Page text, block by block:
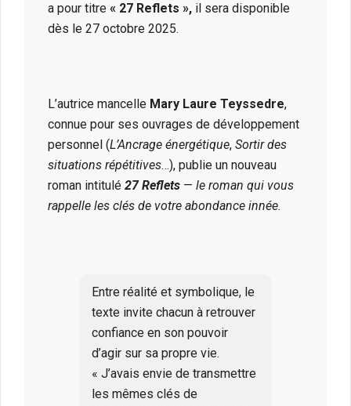
a pour titre « 27 Reflets », il sera disponible
dès le 27 octobre 2025.
L’autrice mancelle Mary Laure Teyssedre,
connue pour ses ouvrages de développement
personnel (L’Ancrage énergétique, Sortir des
situations répétitives…), publie un nouveau
roman intitulé 27 Reflets — le roman qui vous
rappelle les clés de votre abondance innée.
Entre réalité et symbolique, le
texte invite chacun à retrouver
confiance en son pouvoir
d’agir sur sa propre vie.
« J’avais envie de transmettre
les mêmes clés de